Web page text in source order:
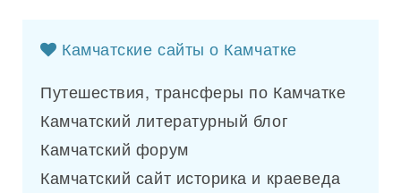
Камчатские сайты о Камчатке
Путешествия, трансферы по Камчатке
Камчатский литературный блог
Камчатский форум
Камчатский сайт историка и краеведа